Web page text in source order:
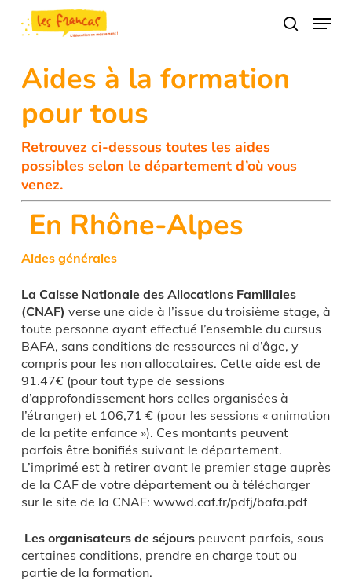
Panneau de gestion des cookies
search
Menu
Aides à la formation
pour tous
Retrouvez ci-dessous toutes les aides
possibles selon le département d’où vous
venez.
En Rhône-Alpes
Aides générales
La Caisse Nationale des Allocations Familiales
(CNAF) verse une aide à l’issue du troisième stage, à
toute personne ayant effectué l’ensemble du cursus
BAFA, sans conditions de ressources ni d’âge, y
compris pour les non allocataires. Cette aide est de
91.47€ (pour tout type de sessions
d’approfondissement hors celles organisées à
l’étranger) et 106,71 € (pour les sessions « animation
de la petite enfance »). Ces montants peuvent
parfois être bonifiés suivant le département.
L’imprimé est à retirer avant le premier stage auprès
de la CAF de votre département ou à télécharger
sur le site de la CNAF: wwwd.caf.fr/pdfj/bafa.pdf
Les organisateurs de séjourspeuvent parfois, sous
certaines conditions, prendre en charge tout ou
partie de la formation.